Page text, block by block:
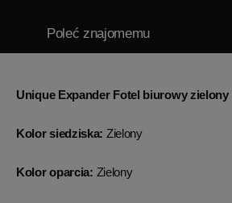
Poleć znajomemu
Unique Expander Fotel biurowy zielony
Kolor siedziska: Zielony
Kolor oparcia: Zielony